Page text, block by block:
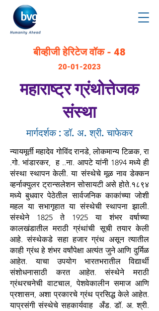
बीव्हीजी हेरिटेज वॉक - 48
20-01-2023
महाराष्ट्र ग्रंथोत्तेजक
संस्था
मार्गदर्शक : डॉ. अ. श्री. चाफेकर
न्यायमूर्ती महादेव गोविंद रानडे, लोकमान्य टिळक, रा
.गो. भांडारकर, ह ..ना. आपटे यांनी 1894 मध्ये ही
संस्था स्थापन केली. या संस्थेचे मूळ नाव डेक्कन
व्हर्नाक्युलर ट्रान्सलेशन सोसायटी असे होते.१८९४
मध्ये बुधवार पेठेतील सार्वजनिक काकांच्या जोशी
महल या सभागृहात या संस्थेची स्थापना झाली.
संस्थेने 1825 ते 1925 या शंभर वर्षाच्या
कालखंडातील मराठी ग्रंथांची सूची तयार केली
आहे. संस्थेकडे सहा हजार ग्रंथ असून त्यातील
काही ग्रंथ हे शंभर वर्षांपेक्षा अत्यंत जुने आणि दुर्मिळ
आहेत. याचा उपयोग भारतभरातील विद्यार्थी
संशोधनासाठी करत आहेत. संस्थेने मराठी
ग्रंथरचनेची वाटचाल, पेशवेकालीन समाज आणि
प्रशासन, अशा प्रकारचे ग्रंथ प्रसिद्ध केले आहेत.
याप्रसंगी संस्थेचे सहकार्यवाह अँड. डॉ. अ. श्री.